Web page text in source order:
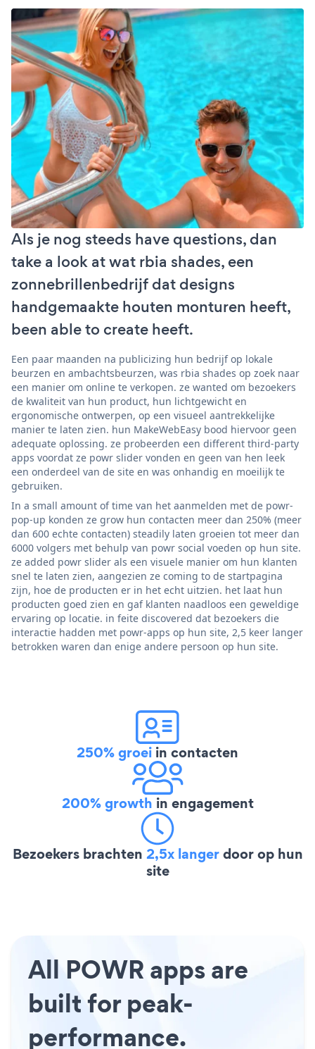
Als je nog steeds have questions, dan
take a look at wat rbia shades, een
zonnebrillenbedrijf dat designs
handgemaakte houten monturen heeft,
been able to create heeft.
Een paar maanden na publicizing hun bedrijf op lokale
beurzen en ambachtsbeurzen, was rbia shades op zoek naar
een manier om online te verkopen. ze wanted om bezoekers
de kwaliteit van hun product, hun lichtgewicht en
ergonomische ontwerpen, op een visueel aantrekkelijke
manier te laten zien. hun MakeWebEasy bood hiervoor geen
adequate oplossing. ze probeerden een different third-party
apps voordat ze powr slider vonden en geen van hen leek
een onderdeel van de site en was onhandig en moeilijk te
gebruiken.
In a small amount of time van het aanmelden met de powr-
pop-up konden ze grow hun contacten meer dan 250% (meer
dan 600 echte contacten) steadily laten groeien tot meer dan
6000 volgers met behulp van powr social voeden op hun site.
ze added powr slider als een visuele manier om hun klanten
snel te laten zien, aangezien ze coming to de startpagina
zijn, hoe de producten er in het echt uitzien. het laat hun
producten goed zien en gaf klanten naadloos een geweldige
ervaring op locatie. in feite discovered dat bezoekers die
interactie hadden met powr-apps op hun site, 2,5 keer langer
betrokken waren dan enige andere persoon op hun site.
250% groei in contacten
200% growth in engagement
Bezoekers brachten 2,5x langerdoor op hun
site
All POWR apps are
built for peak-
performance.